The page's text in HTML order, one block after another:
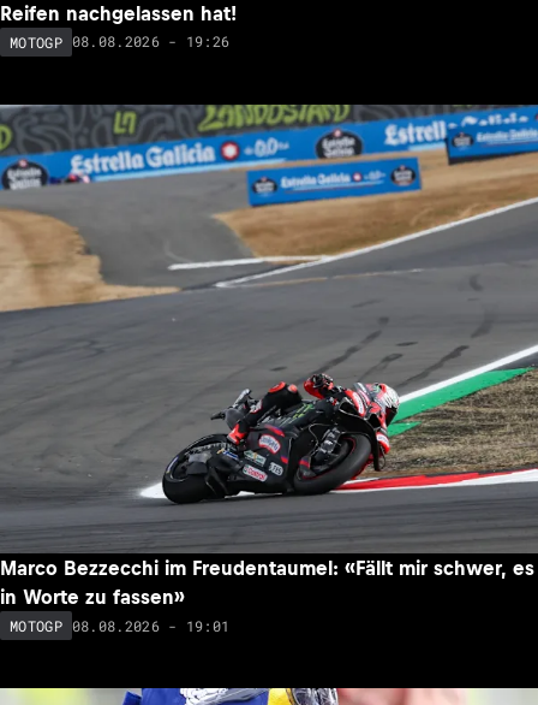
Reifen nachgelassen hat!
MOTOGP 08.08.2026 - 19:26
Marco Bezzecchi im Freudentaumel: «Fällt mir schwer, es
in Worte zu fassen»
MOTOGP 08.08.2026 - 19:01